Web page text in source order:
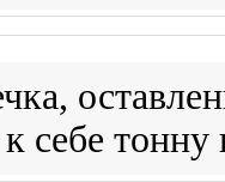
к себе